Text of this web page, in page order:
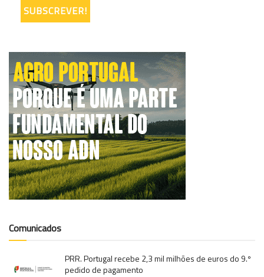
Comunicados
PRR. Portugal recebe 2,3 mil milhões de euros do 9.º
pedido de pagamento